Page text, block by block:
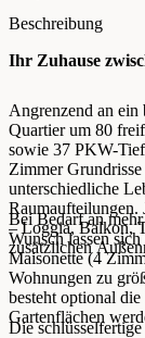
Beschreibung
Ihr Zuhause
Angrenzend an ein
Quartier um 80
sowie 37 PKW-
Zimmer
unterschiedliche
Raumaufteilungen.
– Loggia, Balkon,
zusätzlichen
Bei Bedarf an
Wunsch lassen
Maisonette (4
Wohnungen zu
besteht optional
Gartenflächen
Die